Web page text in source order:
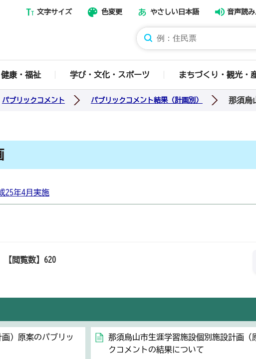
那須烏山市ホームページ
文字サイズ 色変更 やさしい日本語 音声読
康・福祉 学び・文化・スポーツ まちづくり・観光・
パブリックコメント パブリックコメント結果（計画別） 那須烏
25年4月実施
【閲覧数】 620
）原案のパブリッ
那須烏山市生涯学習施設個別施設計画（
クコメントの結果について